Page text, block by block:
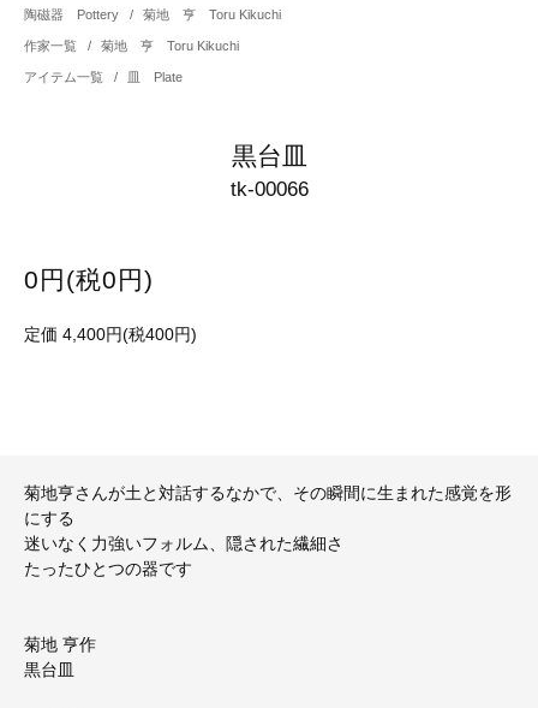
陶磁器 Pottery / 菊地 亨 Toru Kikuchi
作家一覧 / 菊地 亨 Toru Kikuchi
アイテム一覧 / 皿 Plate
黒台皿
tk-00066
0円(税0円)
定価 4,400円(税400円)
菊地亨さんが土と対話するなかで、その瞬間に生まれた感覚を形
にする
迷いなく力強いフォルム、隠された繊細さ
たったひとつの器です
菊地 亨作
黒台皿